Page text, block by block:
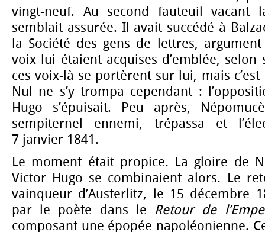
vingt-neuf. Au second fauteuil vacant
semblait assurée. Il avait succédé à
la Société des gens de lettres,
voix lui étaient acquises d’emblée, selon
ces voix-là se portèrent sur lui, mais
Nul ne s’y trompa cependant :
Hugo s’épuisait. Peu après,
sempiternel ennemi, trépassa et
7 janvier 1841.
Le moment était propice. La gloire de
Victor Hugo se combinaient alors. Le
vainqueur d’Austerlitz, le 15 décembre
par le poète dans le Retour de
composant une épopée napoléonienne.